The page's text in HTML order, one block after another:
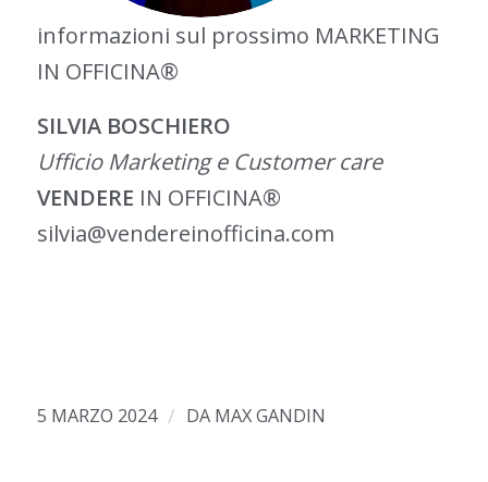
informazioni sul prossimo MARKETING
IN OFFICINA®
SILVIA BOSCHIERO
Ufficio Marketing e Customer care
VENDERE IN OFFICINA®
silvia@vendereinofficina.com
5 MARZO 2024 / DA MAX GANDIN